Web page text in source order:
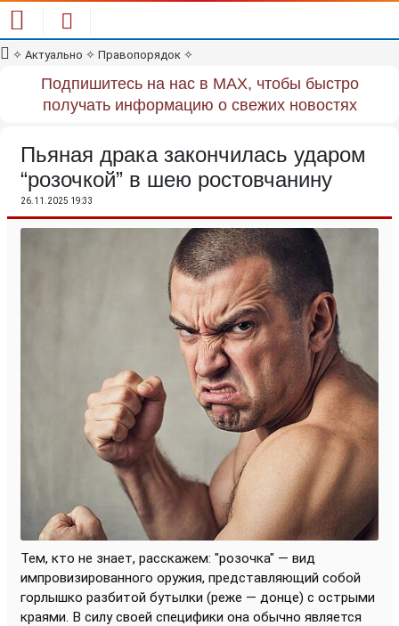
✧ Актуально ✧ Правопорядок ✧
Подпишитесь на нас в MAX, чтобы быстро
получать информацию о свежих новостях
Пьяная драка закончилась ударом
“розочкой” в шею ростовчанину
26.11.2025 19:33
Тем, кто не знает, расскажем: "розочка" — вид
импровизированного оружия, представляющий собой
горлышко разбитой бутылки (реже — донце) с острыми
краями. В силу своей специфики она обычно является